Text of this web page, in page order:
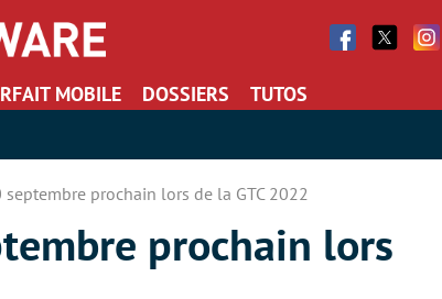
Facebook
Twitter
MOBILE DOSSIERS TUTOS
septembre prochain lors de la GTC 2022
prochain lors